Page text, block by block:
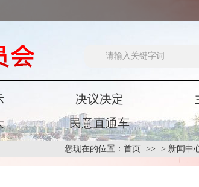
决议决定
民意直通车
您现在的位置： 首页 > 新闻中